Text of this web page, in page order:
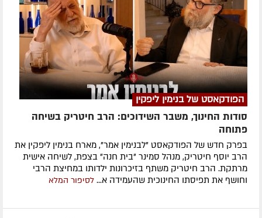
הפודקאסט של בנימין ליפקין
סודות החינוך, משבר השידוכים: הרב חיטריק בשיחה
פתוחה
בפרק חדש של הפודקאסט "לבנימין אמר", מארח בנימין ליפקין את
הרב יוסף חיטריק, מנהל סמינר "בית חנה" בצפת, לשיחה אישית
מרתקת. הרב חיטריק משתף בזיכרונות ילדותו במחיצת הרבי
וחושף את תפיסתו החינוכית שהעמידה א... לסיפור המלא